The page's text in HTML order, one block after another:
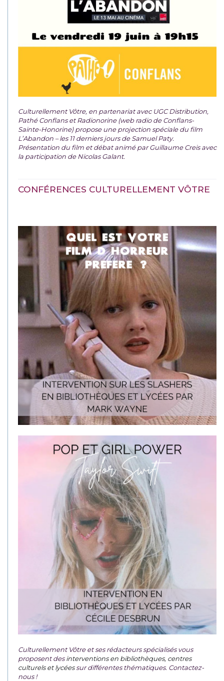
Culturellement Vôtre, en partenariat avec UGC Distribution,
Pathé Conflans et Radionorine (web radio de Conflans-
Sainte-Honorine) propose une projection spéciale du film
L’Abandon – les 11 derniers jours de Samuel Paty.
Présentation du film et débat animé par Guillaume Creis avec
la participation de Nicolas Galant.
CONFÉRENCES CULTURELLEMENT VÔTRE
Culturellement Vôtre et ses rédacteurs spécialisés vous
proposent desinterventions en bibliothèques, centres
culturels et lycéessur différentes thématiques. Contactez-
nous !